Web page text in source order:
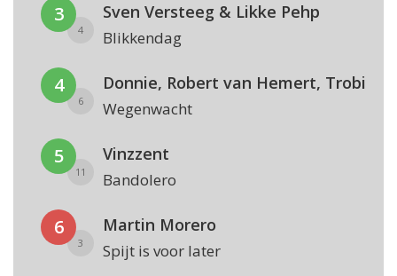
3
4
Sven Versteeg & Likke Pehp
Blikkendag
4
6
Donnie, Robert van Hemert, Trobi
Wegenwacht
5
11
Vinzzent
Bandolero
6
3
Martin Morero
Spijt is voor later